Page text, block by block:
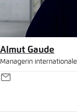
Almut Gaude
Managerin
E-